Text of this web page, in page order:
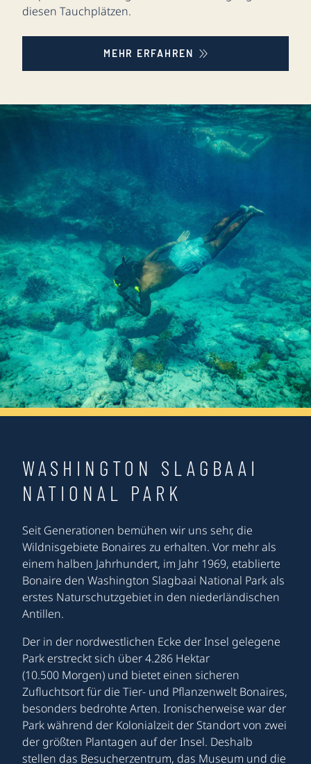
diesen Tauchplätzen.
MEHR ERFAHREN
WASHINGTON SLAGBAAI
NATIONAL PARK
Seit Generationen bemühen wir uns sehr, die
Wildnisgebiete Bonaires zu erhalten. Vor mehr als
einem halben Jahrhundert, im Jahr 1969, etablierte
Bonaire den Washington Slagbaai National Park als
erstes Naturschutzgebiet in den niederländischen
Antillen.
Der in der nordwestlichen Ecke der Insel gelegene
Park erstreckt sich über 4.286 Hektar
(10.500 Morgen) und bietet einen sicheren
Zufluchtsort für die Tier- und Pflanzenwelt Bonaires,
besonders bedrohte Arten. Ironischerweise war der
Park während der Kolonialzeit der Standort von zwei
der größten Plantagen auf der Insel. Deshalb
stellen das Besucherzentrum, das Museum und die